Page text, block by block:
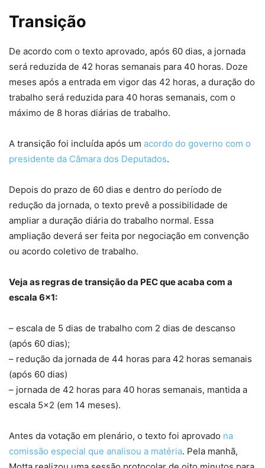
Transição
De acordo com o texto aprovado, após 60 dias, a jornada
será reduzida de 42 horas semanais para 40 horas. Doze
meses após a entrada em vigor das 42 horas, a duração do
trabalho será reduzida para 40 horas semanais, com o
máximo de 8 horas diárias de trabalho.
A transição foi incluída após um acordo do governo com o
presidente da Câmara dos Deputados.
Depois do prazo de 60 dias e dentro do período de
redução da jornada, o texto prevê a possibilidade de
ampliar a duração diária do trabalho normal. Essa
ampliação deverá ser feita por negociação em convenção
ou acordo coletivo de trabalho.
Veja as regras de transição da PEC que acaba com a
escala 6×1:
– escala de 5 dias de trabalho com 2 dias de descanso
(após 60 dias);
– redução da jornada de 44 horas para 42 horas semanais
(após 60 dias)
– jornada de 42 horas para 40 horas semanais, mantida a
escala 5×2 (em 14 meses).
Antes da votação em plenário, o texto foi aprovado na
comissão especial que analisou a matéria. Pela manhã,